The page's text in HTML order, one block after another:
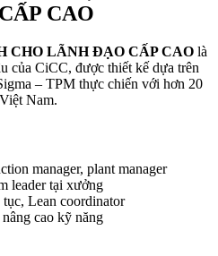
CAO
CHO LÃNH ĐẠO CẤP CAO là
của CiCC, được thiết kế dựa trên
– TPM thực chiến với hơn 20
Nam.
manager, plant manager
leader tại xưởng
Lean coordinator
cao kỹ năng